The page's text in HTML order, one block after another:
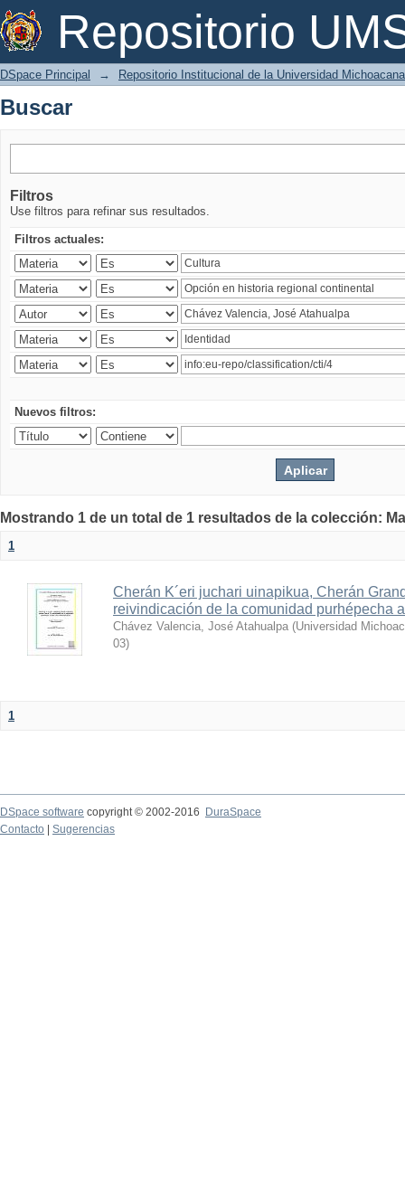
Repositorio
Buscar
DSpace Principal → Repositorio Institucional de la Universidad
Buscar
Filtros
Use filtros para refinar sus resultados.
Filtros actuales:
Nuevos filtros:
Mostrando 1 de un total de 1 resultados de la colección:
1
Cherán K´eri juchari uinapikua, Cherán
reivindicación de la comunidad purhépecha
Chávez Valencia, José Atahualpa (Universidad
03)
1
DSpace software copyright © 2002-2016
DuraSpace
Contacto
Sugerencias